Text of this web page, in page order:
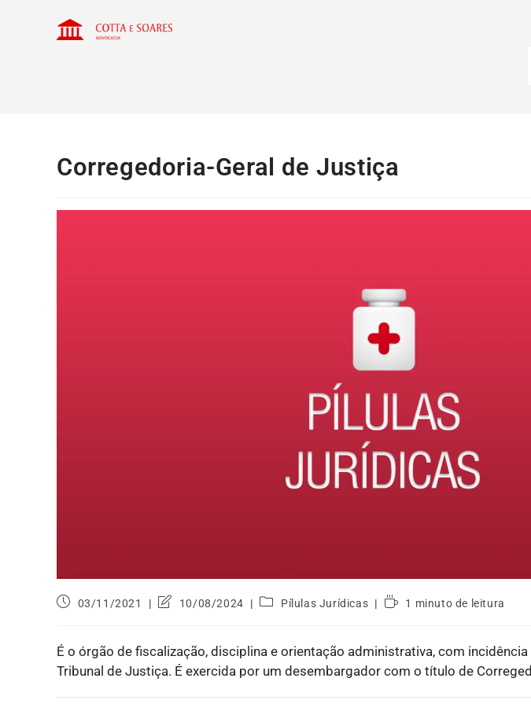
Corregedoria-Geral de Justiça
03/11/2021 10/08/2024 Pílulas Jurídicas 1 minuto de leitura
É o órgão de fiscalização, disciplina e orientação administrativa, com
Tribunal de Justiça. É exercida por um desembargador com o título de